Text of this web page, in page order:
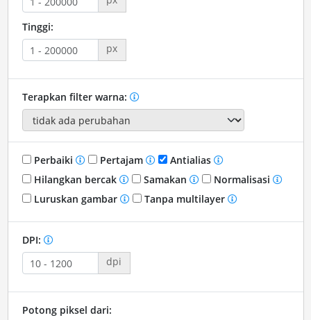
Tinggi:
px
Terapkan filter warna:
Perbaiki Pertajam
Antialias
Hilangkan bercak
Samakan
Normalisasi
Luruskan gambar
Tanpa multilayer
DPI:
dpi
Potong piksel dari: